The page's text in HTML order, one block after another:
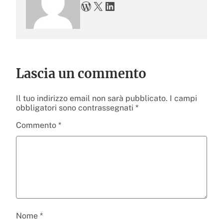
WordPress X LinkedIn
Lascia un commento
Il tuo indirizzo email non sarà pubblicato. I campi
obbligatori sono contrassegnati *
Commento *
Nome *